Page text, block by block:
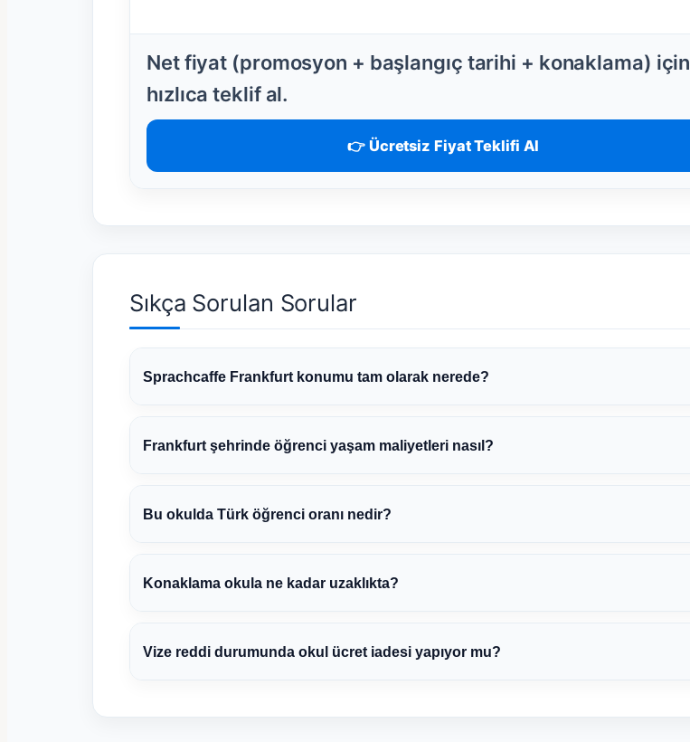
Net fiyat (promosyon + başlangıç tarihi + konaklama) için
hızlıca teklif al.
👉 Ücretsiz Fiyat Teklifi Al
Sıkça Sorulan Sorular
Sprachcaffe Frankfurt konumu tam olarak nerede?
Frankfurt şehrinde öğrenci yaşam maliyetleri nasıl?
Bu okulda Türk öğrenci oranı nedir?
Konaklama okula ne kadar uzaklıkta?
Vize reddi durumunda okul ücret iadesi yapıyor mu?